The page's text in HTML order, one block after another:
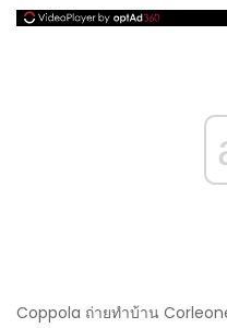
Coppola ถ่ายทำบ้าน